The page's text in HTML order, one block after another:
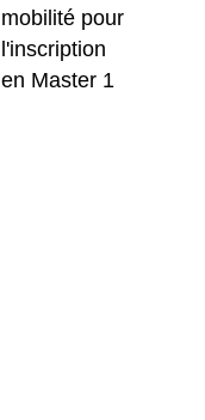
mobilité pour
l'inscription
en Master 1